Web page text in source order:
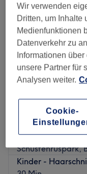
Donnerstag
Freitag
Samstag
Sonntag
The Cut – der
wird. In der
verpasst. Wenn du
verbindlichen,
oder per App
Barbero
4,9
Schustehruspark,
Kinder -
Wir verwenden
Dritten, um Inhalte
Medienfunktionen
Datenverkehr zu
Informationen
unsere Partner für
Analysen weiter.
Cookie-